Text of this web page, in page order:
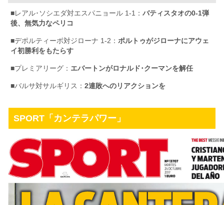
■レアル･ソシエダ対エスパニョール 1-1： バティスタオの0-1弾
後、無気力なペリコ
■デポルティーボ対ジローナ 1-2： ポルトゥがジローナにアウェ
イ初勝利をもたらす
■プレミアリーグ： エバートンがロナルド･クーマンを解任
■バルサ対サルギリス： 2連敗へのリアクションを
SPORT「カンテラパワー」